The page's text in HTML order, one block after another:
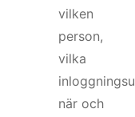
vilken
person,
vilka
när och